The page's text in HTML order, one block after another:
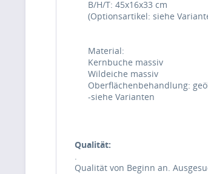
B/H/T: 45x16x33 cm
(Optionsartikel: siehe
Material:
Kernbuche massiv
Wildeiche massiv
Oberflächenbehandlung:
-siehe Varianten
Qualität:
.
Qualität von Beginn an.